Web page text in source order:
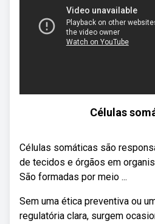
Células
Células somáticas são
de tecidos e órgãos em
São formadas por meio ...
Sem uma ética preventiva ou
regulatória clara, surgem